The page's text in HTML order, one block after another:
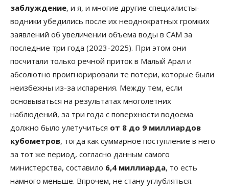
заблуждение, и я, и многие другие специалисты-
водники убедились после их неоднократных громких
заявлений об увеличении объема воды в САМ за
последние три года (2023-2025). При этом они
посчитали только речной приток в Малый Арал и
абсолютно проигнорировали те потери, которые были
неизбежны из-за испарения. Между тем, если
основываться на результатах многолетних
наблюдений, за три года с поверхности водоема
должно было улетучиться от 8 до 9 миллиардов
кубометров, тогда как суммарное поступление в него
за тот же период, согласно данным самого
министерства, составило 6,4 миллиарда, то есть
намного меньше. Впрочем, не стану углубляться.